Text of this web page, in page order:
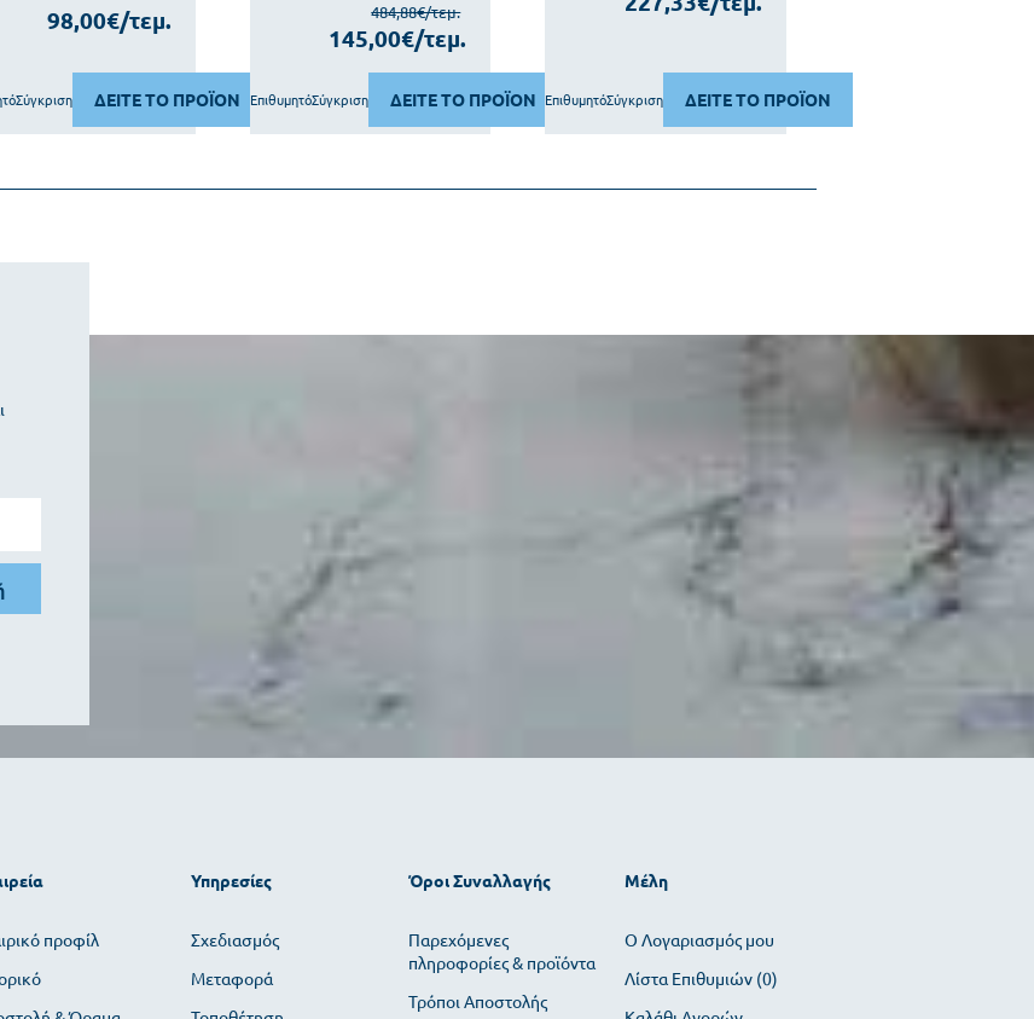
98,00€/τεμ.
ΔΕΙΤΕ ΤΟ ΠΡΟΪΟΝ
Σύγκριση
484,88€/τεμ.
145,00€/τεμ.
ΔΕΙΤΕ ΤΟ ΠΡΟΪΟΝ
ΕπιθυμητόΣύγκριση ΔΕΙΤΕ ΤΟ ΠΡΟΪΟΝ
ΕπιθυμητόΣύγκριση
προφίλ
Υπηρεσίες
Σχεδιασμός
Μεταφορά
Όροι Συναλλαγής
Παρεχόμενες
πληροφορίες & προϊόντα
Τρόποι Αποστολής
Μέλη
O Λογαριασμός μου
Λίστα Επιθυμιών (0)